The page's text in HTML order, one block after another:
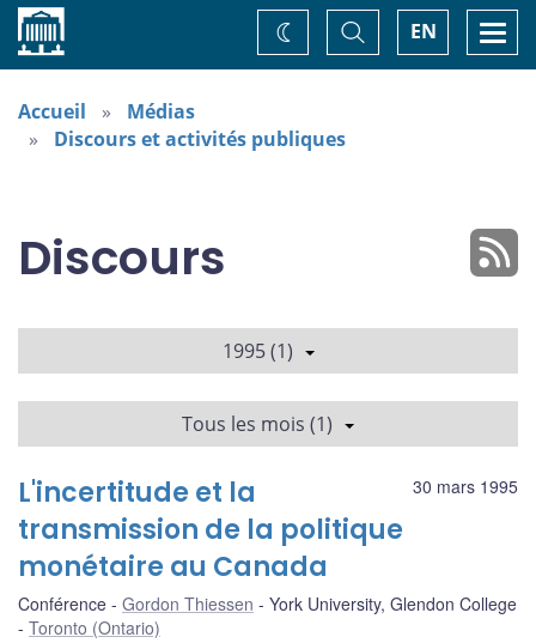
Accueil EN
Basculer
la
recherche
Changez
de
Accueil
Médias
Discours et activités publiques
Discours
1995 (1)
Tous les mois (1)
30 mars 1995
L'incertitude et la
transmission de la politique
monétaire au Canada
Conférence Gordon Thiessen
York University, Glendon College
Toronto (Ontario)